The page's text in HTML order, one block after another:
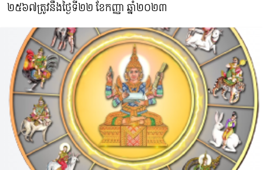
២៥៦៧ត្រូវនឹងថ្ងៃទី២២ ខែកញ្ញា ឆ្នាំ២០២៣